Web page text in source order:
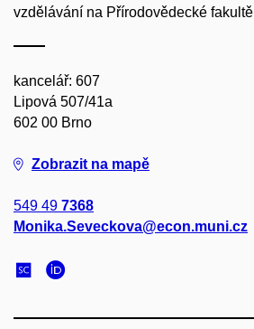
vzdělávání na Přírodovědecké fakultě
kancelář: 607
Lipová 507/41a
602 00 Brno
Zobrazit na mapě
549 49 7368
Monika.Seveckova@econ.muni.cz